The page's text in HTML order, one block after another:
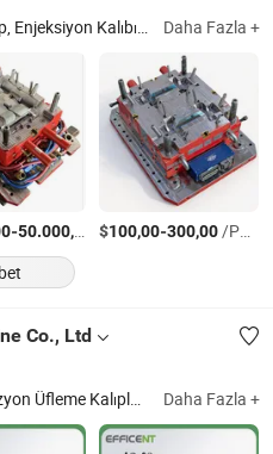
Otomotiv Kalıbı, Plastik Kalıp, Günlük İhtiyaçlar Kalıbı, Tıbbi Cihaz Kalıbı, Plastik Enjeksiyon Kalıbı Daha Fazla +
-50.000,00 /Parça
$100,00-300,00/Parça
Co., Ltd
HDPE Üfleme Kalıplama Makinesi, IBC Üfleme Kalıplama Makinesi, Preform Enjeksiyon Kalıplama Makinesi, Enjeksiyon Üfleme Kalıplama Makinesi Daha Fazla +